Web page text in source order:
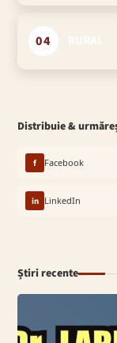
04
Distribuie &
f Facebook
in LinkedIn
Știri recente